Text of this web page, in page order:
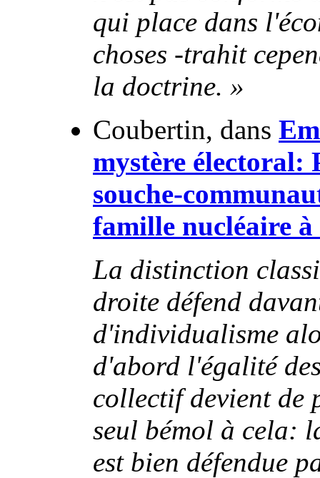
qui place dans
choses -trahit
la doctrine. »
Coubertin, dans
mystère
souche-
famille nucléaire
La distinction
droite défend
d'individualisme
d'abord l'égalité
collectif devient de
seul bémol à cela:
est bien défendue